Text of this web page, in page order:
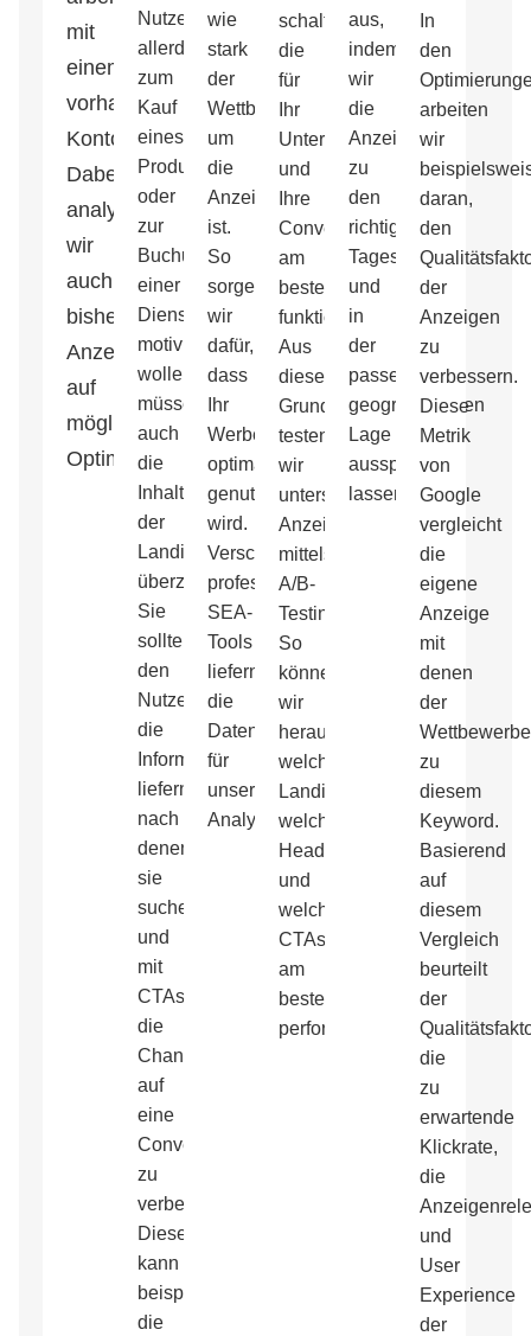
mit
einem
vorhandenen
Konto.
Dabei
analysieren
wir
auch
bisherige
Anzeigen
auf
mögliche
Optimierungen.
Nutzer
allerdings
zum
Kauf
eines
Produktes
oder
zur
Buchung
einer
Dienstleistung
motivieren
wollen,
müssen
auch
die
Inhalte
der
Landingpage
überzeugen.
Sie
sollte
den
Nutzern
die
Informationen
liefern,
nach
denen
sie
suchen
und
mit
CTAs
die
Chance
auf
eine
Conversion
zu
verbessern.
Diese
kann
beispielsweise
die
wie
stark
der
Wettbewerb
um
die
Anzeigenplätze
ist.
So
sorgen
wir
dafür,
dass
Ihr
Werbebudget
optimal
genutzt
wird.
Verschiedene
professionelle
SEA-
Tools
liefern
die
Datengrundlage
für
unsere
Analysen.
schalten,
die
für
Ihr
Unternehmen
und
Ihre
Conversionziele
am
besten
funktionieren.
Aus
diesem
Grund
testen
wir
unterschiedliche
Anzeigen
mittels
A/B-
Testing.
So
können
wir
herausfinden,
welche
Landingpages,
welche
Headlines
und
welche
CTAs
am
besten
performen.
aus,
indem
wir
die
Anzeigen
zu
den
richtigen
Tageszeiten
und
in
der
passenden
geographischen
Lage
ausspielen
lassen.
In
den
arbeiten
wir
daran,
den
der
Anzeigen
zu
verbessern.
Diese
Metrik
von
Google
vergleicht
die
eigene
Anzeige
mit
denen
der
zu
diesem
Keyword.
Basierend
auf
diesem
Vergleich
beurteilt
der
die
zu
erwartende
Klickrate,
die
und
User
Experience
der